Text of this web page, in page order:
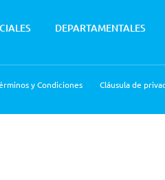
DEPARTAMENTALES
y Condiciones Cláusula de